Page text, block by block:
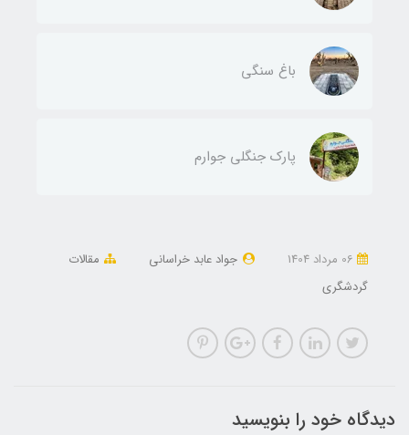
باغ سنگی
پارک جنگلی جوارم
جواد عابد خراسانی
مقالات
گردشگری
دیدگاه خود را بنویسید